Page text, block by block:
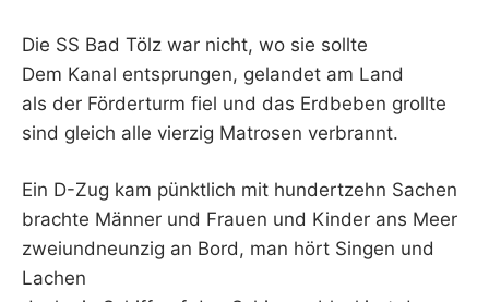
Die SS Bad Tölz war nicht, wo sie sollte
Dem Kanal entsprungen, gelandet am Land
als der Förderturm fiel und das Erdbeben grollte
sind gleich alle vierzig Matrosen verbrannt.
Ein D-Zug kam pünktlich mit hundertzehn Sachen
brachte Männer und Frauen und Kinder ans Meer
zweiundneunzig an Bord, man hört Singen und
Lachen